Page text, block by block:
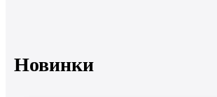
Новинки